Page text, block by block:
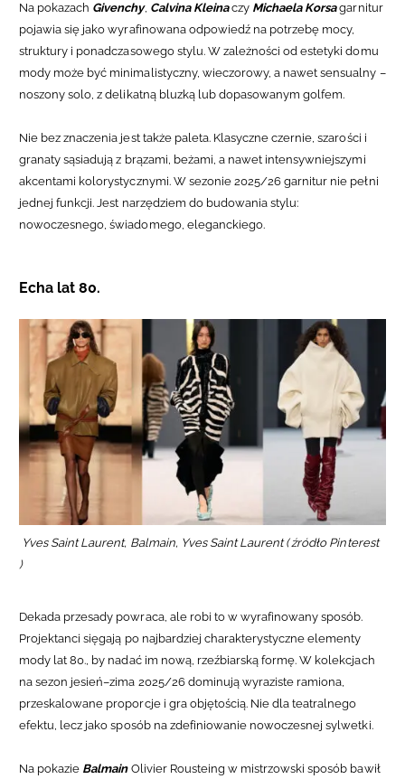
Na pokazach Givenchy, Calvina Kleinaczy Michaela Korsagarnitur
pojawia się jako wyrafinowana odpowiedź na potrzebę mocy,
struktury i ponadczasowego stylu. W zależności od estetyki domu
mody może być minimalistyczny, wieczorowy, a nawet sensualny –
noszony solo, z delikatną bluzką lub dopasowanym golfem.
Nie bez znaczenia jest także paleta. Klasyczne czernie, szarości i
granaty sąsiadują z brązami, beżami, a nawet intensywniejszymi
akcentami kolorystycznymi. W sezonie 2025/26 garnitur nie pełni
jednej funkcji. Jest narzędziem do budowania stylu:
nowoczesnego, świadomego, eleganckiego.
Echa lat 80.
Yves Saint Laurent, Balmain, Yves Saint Laurent ( źródło Pinterest
)
Dekada przesady powraca, ale robi to w wyrafinowany sposób.
Projektanci sięgają po najbardziej charakterystyczne elementy
mody lat 80., by nadać im nową, rzeźbiarską formę. W kolekcjach
na sezon jesień–zima 2025/26 dominują wyraziste ramiona,
przeskalowane proporcje i gra objętością. Nie dla teatralnego
efektu, lecz jako sposób na zdefiniowanie nowoczesnej sylwetki.
Na pokazie Balmain Olivier Rousteing w mistrzowski sposób bawił